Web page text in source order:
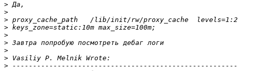
>
>
>
>
>
>
>
>
>